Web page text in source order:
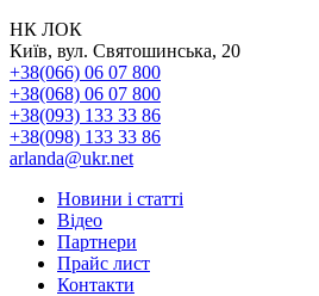
НК ЛОК
Київ, вул. Святошинська, 20
+38(066) 06 07 800
+38(068) 06 07 800
+38(093) 133 33 86
+38(098) 133 33 86
arlanda@ukr.net
Новини і статті
Відео
Партнери
Прайс лист
Контакти